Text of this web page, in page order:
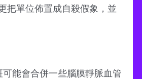
把單位佈置成自殺假象，並
可能會合併一些腦膜靜脈血管